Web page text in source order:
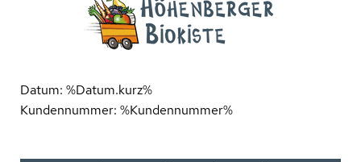
Datum: %Datum.kurz%
Kundennummer: %Kundennummer%